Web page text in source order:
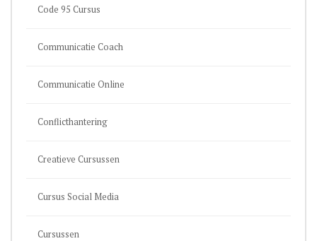
Code 95 Cursus
Communicatie Coach
Communicatie Online
Conflicthantering
Creatieve Cursussen
Cursus Social Media
Cursussen